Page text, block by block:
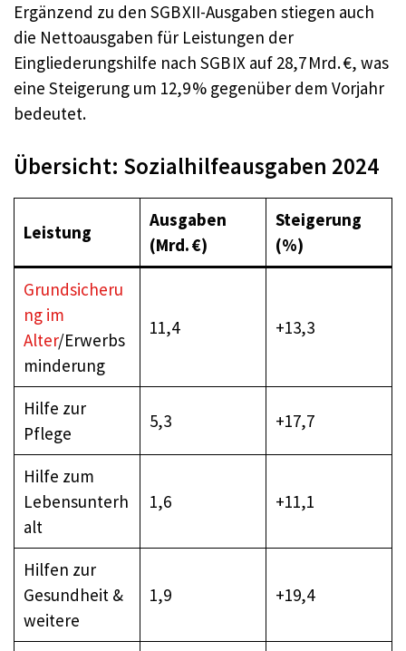
Ergänzend zu den SGB XII-Ausgaben stiegen auch
die Nettoausgaben für Leistungen der
Eingliederungshilfe nach SGB IX auf 28,7 Mrd. €, was
eine Steigerung um 12,9 % gegenüber dem Vorjahr
bedeutet.
Übersicht: Sozialhilfeausgaben 2024
Leistung
Ausgaben
(Mrd. €)
Steigerung
(%)
Grundsicheru
ng im
Alter/Erwerbs
minderung
11,4 +13,3
Hilfe zur
Pflege
5,3 +17,7
Hilfe zum
Lebensunterh
alt
1,6 +11,1
Hilfen zur
Gesundheit &
weitere
1,9 +19,4